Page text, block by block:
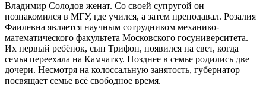
Владимир Солодов женат. Со своей супругой он
познакомился в МГУ, где учился, а затем преподавал. Розалия
Фаилевна является научным сотрудником механико-
математического факультета Московского госуниверситета.
Их первый ребёнок, сын Трифон, появился на свет, когда
семья переехала на Камчатку. Позднее в семье родились две
дочери. Несмотря на колоссальную занятость, губернатор
посвящает семье всё свободное время.